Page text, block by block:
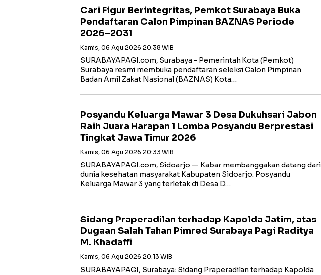
Cari Figur Berintegritas, Pemkot Surabaya Buka
Pendaftaran Calon Pimpinan BAZNAS Periode
2026–2031
Kamis, 06 Agu 2026 20:38 WIB
SURABAYAPAGI.com, Surabaya - Pemerintah Kota (Pemkot)
Surabaya resmi membuka pendaftaran seleksi Calon Pimpinan
Badan Amil Zakat Nasional (BAZNAS) Kota…
Posyandu Keluarga Mawar 3 Desa Dukuhsari Jabon
Raih Juara Harapan 1 Lomba Posyandu Berprestasi
Tingkat Jawa Timur 2026
Kamis, 06 Agu 2026 20:33 WIB
SURABAYAPAGI.com, Sidoarjo — Kabar membanggakan datang dari
dunia kesehatan masyarakat Kabupaten Sidoarjo. Posyandu
Keluarga Mawar 3 yang terletak di Desa D…
Sidang Praperadilan terhadap Kapolda Jatim, atas
Dugaan Salah Tahan Pimred Surabaya Pagi Raditya
M. Khadaffi
Kamis, 06 Agu 2026 20:13 WIB
SURABAYAPAGI, Surabaya: Sidang Praperadilan terhadap Kapolda